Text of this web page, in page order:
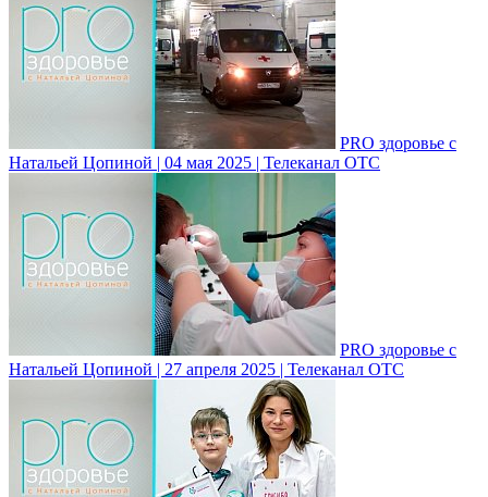
PRO здоровье с
Натальей Цопиной | 04 мая 2025 | Телеканал ОТС
PRO здоровье с
Натальей Цопиной | 27 апреля 2025 | Телеканал ОТС